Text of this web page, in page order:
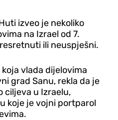
izveo je nekoliko
na Izrael od 7.
ili neuspješni.
vlada dijelovima
grad Sanu, rekla da je
ciljeva u Izraelu,
koje je vojni portparol